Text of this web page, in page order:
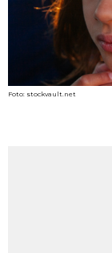
Foto: stockvault.net